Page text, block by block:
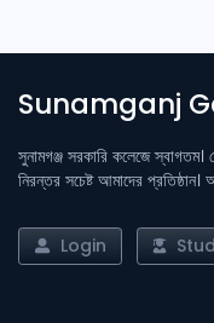
Sunamganj
সুনামগঞ্জ সরকারি কলেজে
নিরন্তর সচেষ্ট আমাদের প্রতিষ্ঠান।
Login